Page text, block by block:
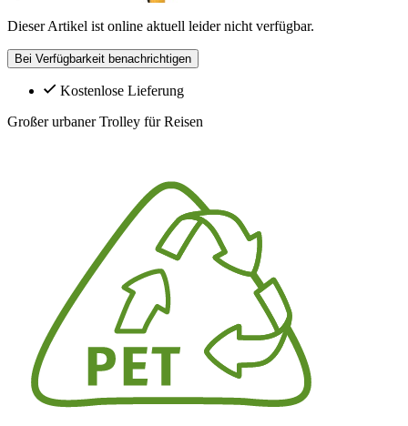
Dieser Artikel ist online aktuell leider nicht verfügbar.
Bei Verfügbarkeit benachrichtigen
Kostenlose Lieferung
Großer urbaner Trolley für Reisen